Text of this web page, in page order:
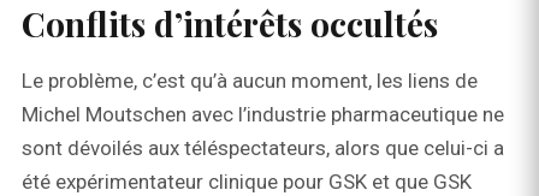
Conflits d’intérêts occultés
Le problème, c’est qu’à aucun moment, les liens de
Michel Moutschen avec l’industrie pharmaceutique ne
sont dévoilés aux téléspectateurs, alors que celui-ci a
été expérimentateur clinique pour GSK et que GSK